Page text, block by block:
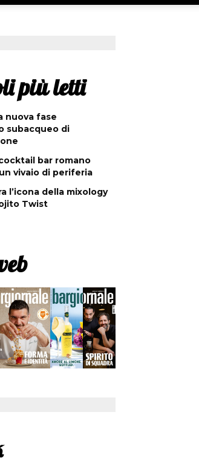
più letti
nuova fase
subacqueo di
bar romano
vivaio di periferia
l’icona della mixology
Twist